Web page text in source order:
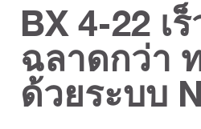
BX 4-22 เ
ฉลาดกว่า
ด้วยระบบ